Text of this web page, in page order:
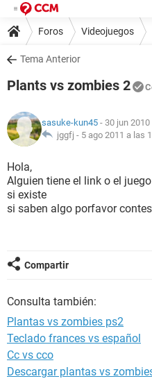
Foros Videojuegos
Tema Anterior
Plants vs zombies 2
sasuke-kun45 - 30 jun
jggfj - 5 ago 2011 a las
Hola,
Alguien tiene el link o el
si existe
si saben algo porfavor
Compartir
Consulta también:
Plantas vs zombies ps2
Teclado frances vs español
Cc vs cco
Descargar plantas vs